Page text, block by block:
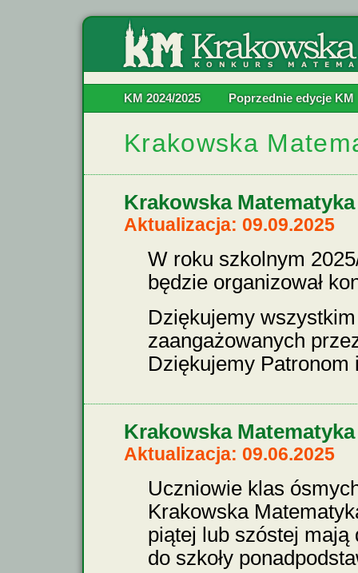
KM 2024/2025 Poprzednie edycje KM
Krakowska
Krakowska Matematyka
Aktualizacja: 09.09.2025
W roku szkolnym
będzie organizował
Dziękujemy
zaangażowanych
Dziękujemy Patronom
Krakowska
Aktualizacja: 09.06.2025
Uczniowie klas
Krakowska
piątej lub szóstej
do szkoły